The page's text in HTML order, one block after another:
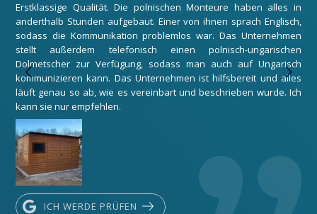
Erstklassige Qualität. Die polnischen Monteure haben alles in
anderthalb Stunden aufgebaut. Einer von ihnen sprach Englisch,
sodass die Kommunikation problemlos war. Das Unternehmen
stellt außerdem telefonisch einen polnisch-ungarischen
Dolmetscher zur Verfügung, sodass man auch auf Ungarisch
kommunizieren kann. Das Unternehmen ist hilfsbereit und alles
läuft genau so ab, wie es vereinbart und beschrieben wurde. Ich
kann sie nur empfehlen.
ICH WERDE PRÜFEN